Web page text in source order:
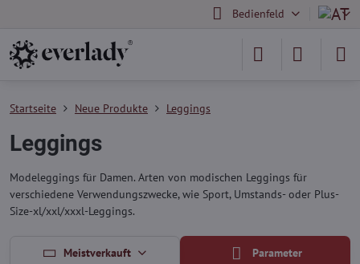
Bedienfeld
Startseite Neue Produkte Leggings
Leggings
Modeleggings für Damen. Arten von modischen Leggings für
verschiedene Verwendungszwecke, wie Sport, Umstands- oder Plus-
Size-xl/xxl/xxxl-Leggings.
Meistverkauft Parameter